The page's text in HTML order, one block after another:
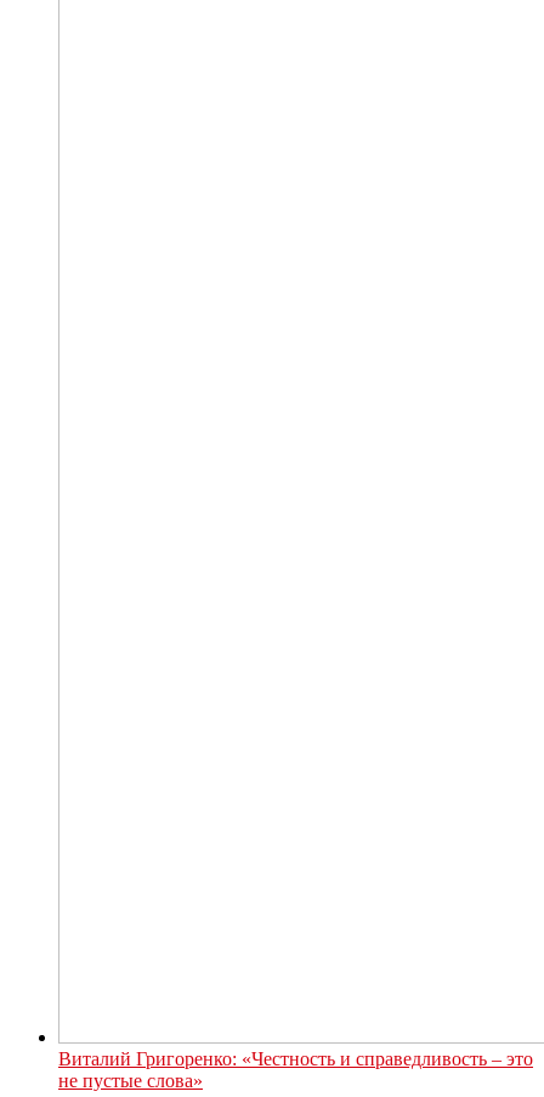
Виталий Григоренко: «Честность и справедливость – это
не пустые слова»